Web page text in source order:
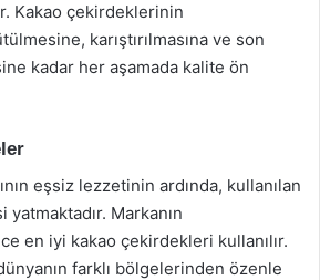
Kakao çekirdeklerinin
karıştırılmasına ve son
kadar her aşamada kalite ön
eşsiz lezzetinin ardında, kullanılan
Markanın
en iyi kakao çekirdekleri kullanılır.
farklı bölgelerinden özenle